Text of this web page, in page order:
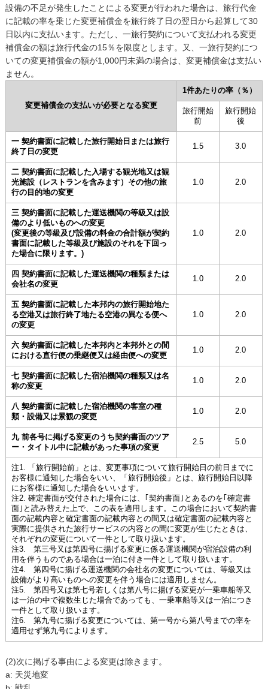
設備の不足が発生したことによる変更が行われた場合は、旅行代金
に記載の率を乗じた変更補償金を旅行終了日の翌日から起算して30
日以内に支払います。ただし、一旅行契約について支払われる変更
補償金の額は旅行代金の15％を限度とします。又、一旅行契約につ
いての変更補償金の額が1,000円未満の場合は、変更補償金は支払い
ません。
変更補償金の支払いが必要となる変更
1件あたりの率（％）
旅行開始
前
旅行開始
後
一 契約書面に記載した旅行開始日または旅行
終了日の変更
1.5 3.0
二 契約書面に記載した入場する観光地又は観
光施設（レストランを含みます）その他の旅
行の目的地の変更
1.0 2.0
三 契約書面に記載した運送機関の等級又は設
備のより低いものへの変更
(変更後の等級及び設備の料金の合計額が契約
書面に記載した等級及び施設のそれを下回っ
た場合に限ります。)
1.0 2.0
四 契約書面に記載した運送機関の種類または
会社名の変更
1.0 2.0
五 契約書面に記載した本邦内の旅行開始地た
る空港又は旅行終了地たる空港の異なる便へ
の変更
1.0 2.0
六 契約書面に記載した本邦内と本邦外との間
における直行便の乗継便又は経由便への変更
1.0 2.0
七 契約書面に記載した宿泊機関の種類又は名
称の変更
1.0 2.0
八 契約書面に記載した宿泊機関の客室の種
類・設備又は景観の変更
1.0 2.0
九 前各号に掲げる変更のうち契約書面のツア
ー・タイトル中に記載があった事項の変更
2.5 5.0
注1. 「旅行開始前」とは、変更事項について旅行開始日の前日までに
お客様に通知した場合をいい、「旅行開始後」とは、旅行開始日以降
にお客様に通知した場合をいいます。
注2. 確定書面が交付された場合には、｢契約書面｣とあるのを｢確定書
面｣と読み替えた上で、この表を適用します。この場合において契約書
面の記載内容と確定書面の記載内容との間又は確定書面の記載内容と
実際に提供された旅行サービスの内容との間に変更が生じたときは、
それぞれの変更について一件として取り扱います。
注3. 第三号又は第四号に揚げる変更に係る運送機関が宿泊設備の利
用を伴うものである場合は一泊に付き一件として取り扱います。
注4. 第四号に揚げる運送機関の会社名の変更については、等級又は
設備がより高いものへの変更を伴う場合には適用しません。
注5. 第四号又は第七号若しくは第八号に揚げる変更が一乗車船等又
は一泊の中で複数生じた場合であっても、一乗車船等又は一泊につき
一件として取り扱います。
注6. 第九号に揚げる変更については、第一号から第八号までの率を
適用せず第九号によります。
(2)次に掲げる事由による変更は除きます。
a: 天災地変